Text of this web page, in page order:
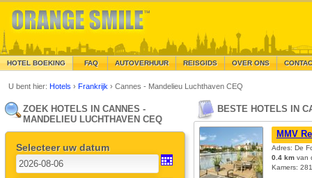
HOTEL BOEKING FAQ AUTOVERHUUR REISGIDS OVER ONS
U bent hier:Hotels›Frankrijk›Cannes - Mandelieu Luchthaven CEQ
ZOEK HOTELS IN CANNES -
MANDELIEU LUCHTHAVEN CEQ
Selecteer uw datum
BESTE HOTELS IN
MMV
Adres: De
0.4 kmvan
Kamers: 281